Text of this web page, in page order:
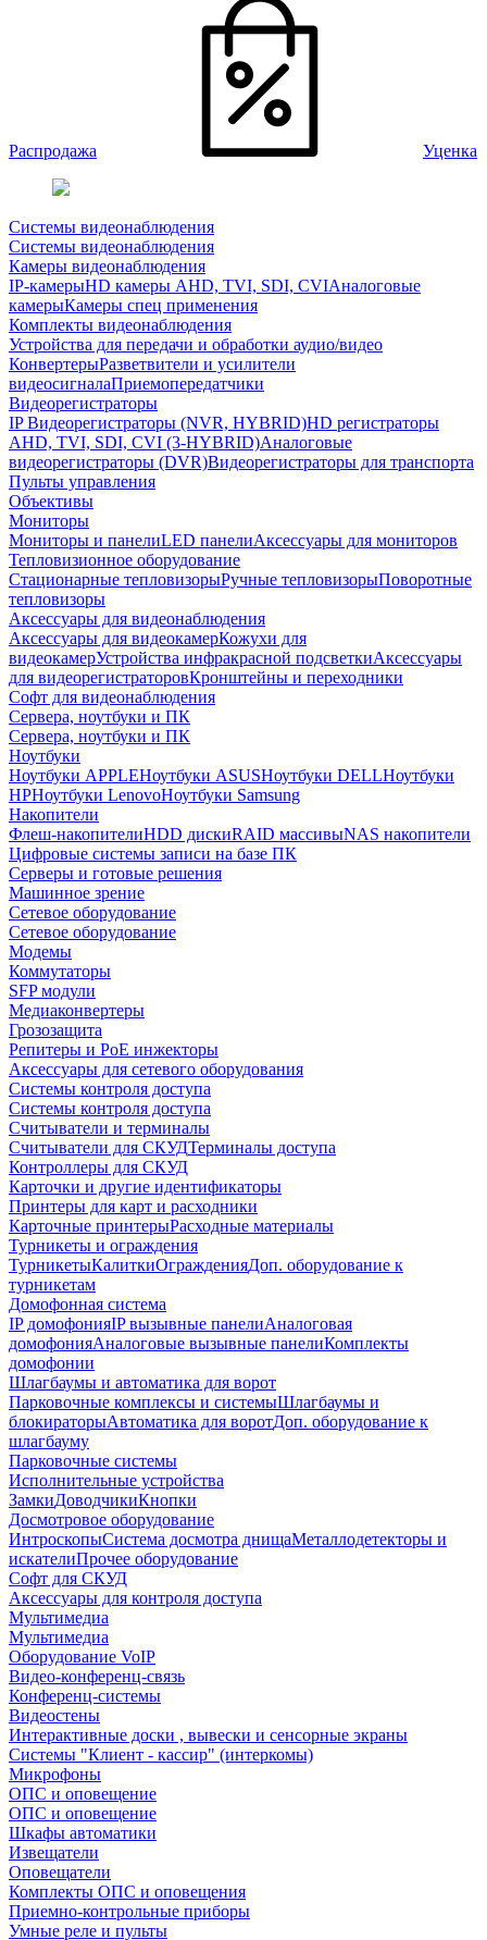
Распродажа Уценка
Системы видеонаблюдения
Системы видеонаблюдения
Камеры видеонаблюдения
IP-камерыHD камеры AHD, TVI, SDI, CVIАналоговые
камерыКамеры спец применения
Комплекты видеонаблюдения
Устройства для передачи и обработки аудио/видео
КонвертерыРазветвители и усилители
видеосигналаПриемопередатчики
Видеорегистраторы
IP Видеорегистраторы (NVR, HYBRID)HD регистраторы
AHD, TVI, SDI, CVI (3-HYBRID)Аналоговые
видеорегистраторы (DVR)Видеорегистраторы для транспорта
Пульты управления
Объективы
Мониторы
Мониторы и панелиLED панелиАксессуары для мониторов
Тепловизионное оборудование
Стационарные тепловизорыРучные тепловизорыПоворотные
тепловизоры
Аксессуары для видеонаблюдения
Аксессуары для видеокамерКожухи для
видеокамерУстройства инфракрасной подсветкиАксессуары
для видеорегистраторовКронштейны и переходники
Софт для видеонаблюдения
Сервера, ноутбуки и ПК
Сервера, ноутбуки и ПК
Ноутбуки
Ноутбуки APPLEНоутбуки ASUSНоутбуки DELLНоутбуки
HPНоутбуки LenovoНоутбуки Samsung
Накопители
Флеш-накопителиHDD дискиRAID массивыNAS накопители
Цифровые системы записи на базе ПК
Серверы и готовые решения
Машинное зрение
Сетевое оборудование
Сетевое оборудование
Модемы
Коммутаторы
SFP модули
Медиаконвертеры
Грозозащита
Репитеры и PoE инжекторы
Аксессуары для сетевого оборудования
Системы контроля доступа
Системы контроля доступа
Считыватели и терминалы
Считыватели для СКУДТерминалы доступа
Контроллеры для СКУД
Карточки и другие идентификаторы
Принтеры для карт и расходники
Карточные принтерыРасходные материалы
Турникеты и ограждения
ТурникетыКалиткиОгражденияДоп. оборудование к
турникетам
Домофонная система
IP домофонияIP вызывные панелиАналоговая
домофонияАналоговые вызывные панелиКомплекты
домофонии
Шлагбаумы и автоматика для ворот
Парковочные комплексы и системыШлагбаумы и
блокираторыАвтоматика для воротДоп. оборудование к
шлагбауму
Парковочные системы
Исполнительные устройства
ЗамкиДоводчикиКнопки
Досмотровое оборудование
ИнтроскопыСистема досмотра днищаМеталлодетекторы и
искателиПрочее оборудование
Софт для СКУД
Аксессуары для контроля доступа
Мультимедиа
Мультимедиа
Оборудование VoIP
Видео-конференц-связь
Конференц-системы
Видеостены
Интерактивные доски , вывески и сенсорные экраны
Системы "Клиент - кассир" (интеркомы)
Микрофоны
ОПС и оповещение
ОПС и оповещение
Шкафы автоматики
Извещатели
Оповещатели
Комплекты ОПС и оповещения
Приемно-контрольные приборы
Умные реле и пульты